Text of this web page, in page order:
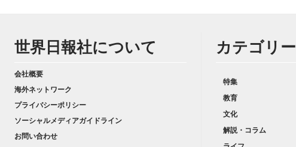
世界日報社について
会社概要
海外ネットワーク
プライバシーポリシー
ソーシャルメディアガイドライン
お問い合わせ
カテゴリー
特集
教育
文化
解説・コラム